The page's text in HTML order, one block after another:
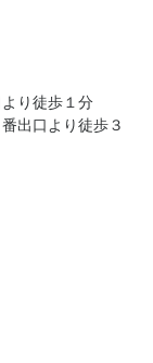
しっぽりデート
しています。
り徒歩１分
出口より徒歩３